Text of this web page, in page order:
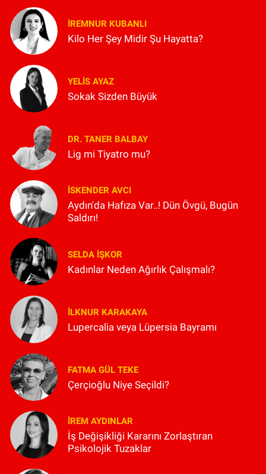
İREMNUR KUBANLI
Kilo Her Şey Midir Şu Hayatta?
YELIS AYAZ
Sokak Sizden Büyük
DR. TANER BALBAY
Lig mi Tiyatro mu?
İSKENDER AVCI
Aydın'da Hafıza Var..! Dün Övgü, Bugün
Saldırı!
SELDA İŞKOR
Kadınlar Neden Ağırlık Çalışmalı?
İLKNUR KARAKAYA
Lupercalia veya Lüpersia Bayramı
FATMA GÜL TEKE
Çerçioğlu Niye Seçildi?
İREM AYDINLAR
İş Değişikliği Kararını Zorlaştıran
Psikolojik Tuzaklar